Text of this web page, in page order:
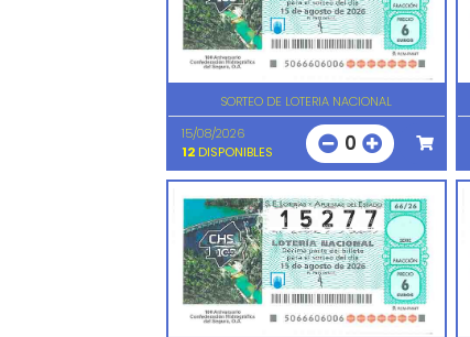
SORTEO DE LOTERIA NACIONAL
15/08/2026
12 DISPONIBLES 0